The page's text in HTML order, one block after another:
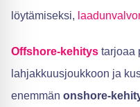
löytämiseksi,
Offshore-kehitys tarjoaa
lahjakkuusjoukkoon ja
enemmän onshore-